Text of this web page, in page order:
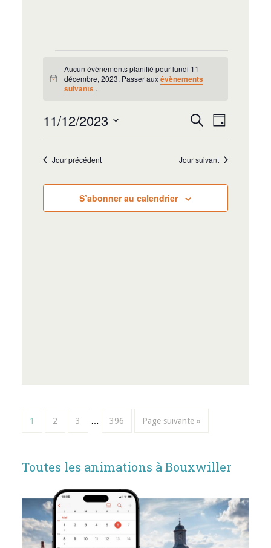
Notice
Aucun évènements planifié pour lundi 11
décembre, 2023. Passer auxévènements
suivants .
Recherche
et
navigation
vues
Recherche
Jour
11/12/2023
date.Jour précédent Jour suivant
S’abonner au calendrier
1 2 3 396 Page suivante »
Toutes les animations à Bouxwiller